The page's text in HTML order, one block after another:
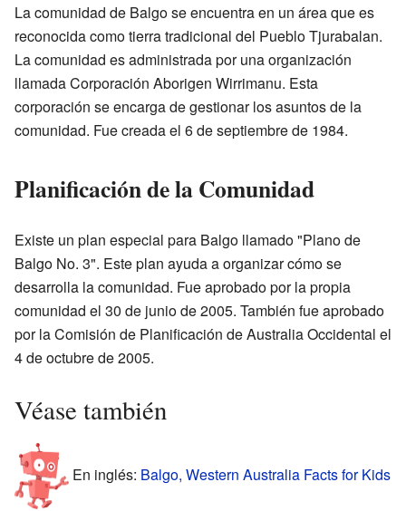
La comunidad de Balgo se encuentra en un área que es
reconocida como tierra tradicional del Pueblo Tjurabalan.
La comunidad es administrada por una organización
llamada Corporación Aborigen Wirrimanu. Esta
corporación se encarga de gestionar los asuntos de la
comunidad. Fue creada el 6 de septiembre de 1984.
Planificación de la Comunidad
Existe un plan especial para Balgo llamado "Plano de
Balgo No. 3". Este plan ayuda a organizar cómo se
desarrolla la comunidad. Fue aprobado por la propia
comunidad el 30 de junio de 2005. También fue aprobado
por la Comisión de Planificación de Australia Occidental el
4 de octubre de 2005.
Véase también
En inglés: Balgo, Western Australia Facts for Kids